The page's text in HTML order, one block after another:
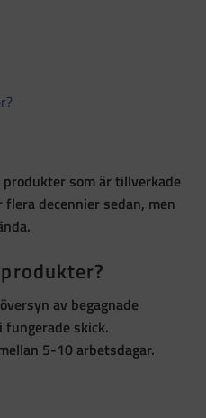
som ärtillverkade
decennier sedan, men
.
av begagnade
skick.
5-10 arbetsdagar.